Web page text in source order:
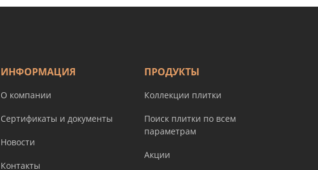
ИНФОРМАЦИЯ
О компании
Сертификаты и документы
Новости
Контакты
ПРОДУКТЫ
Коллекции плитки
Поиск плитки по всем
параметрам
Акции